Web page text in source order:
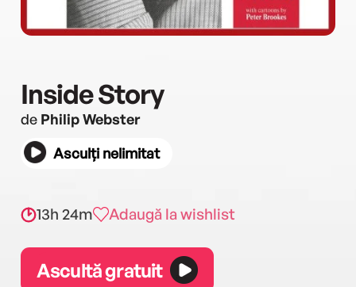
Inside Story
de Philip Webster
Asculți nelimitat
13h 24m Adaugă la wishlist
Ascultă gratuit